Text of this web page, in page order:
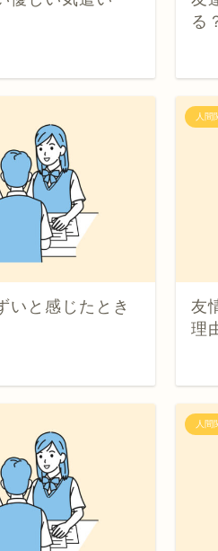
る
いと感じたとき
人間
友
理
人間